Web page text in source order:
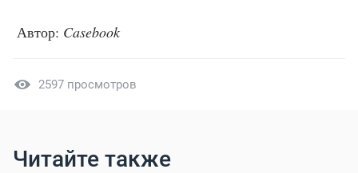
Автор: Casebook
2597 просмотров
Читайте также